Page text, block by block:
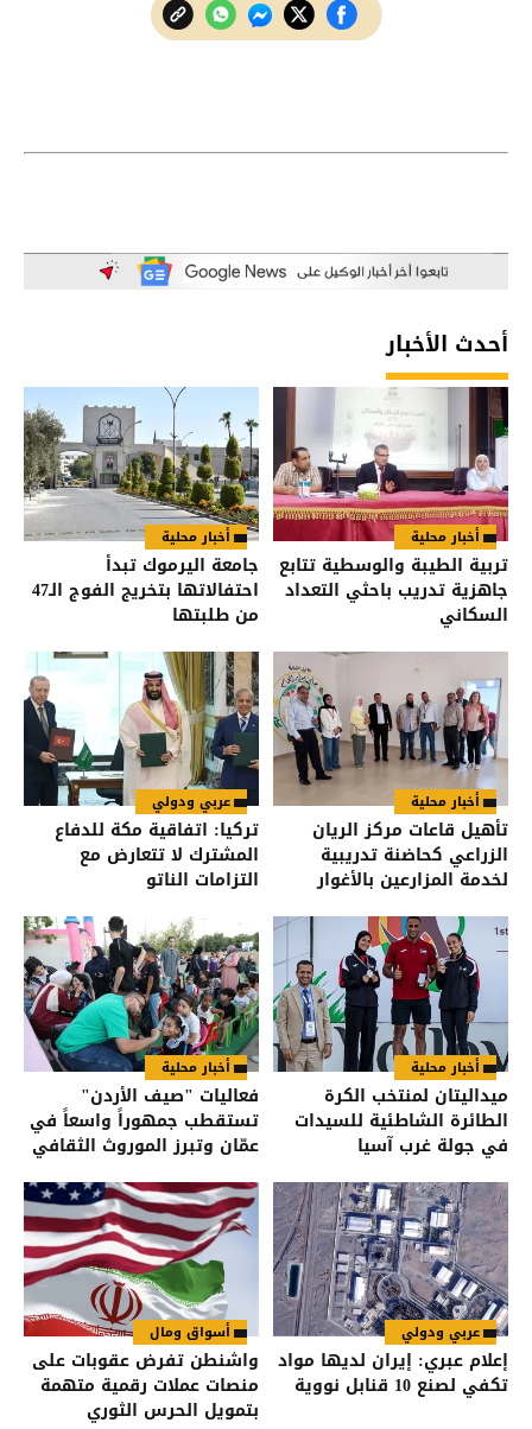
أحدث الأخبار
أخبار محلية
تربية الطيبة والوسطية تتابع
جاهزية تدريب باحثي التعداد
السكاني
أخبار محلية
جامعة اليرموك تبدأ
احتفالاتها بتخريج الفوج الـ47
من طلبتها
أخبار محلية
تأهيل قاعات مركز الريان
الزراعي كحاضنة تدريبية
لخدمة المزارعين بالأغوار
عربي ودولي
تركيا: اتفاقية مكة للدفاع
المشترك لا تتعارض مع
التزامات الناتو
أخبار محلية
ميداليتان لمنتخب الكرة
الطائرة الشاطئية للسيدات
في جولة غرب آسيا
أخبار محلية
فعاليات "صيف الأردن"
تستقطب جمهوراً واسعاً في
عمّان وتبرز الموروث الثقافي
عربي ودولي
إعلام عبري: إيران لديها مواد
تكفي لصنع 10 قنابل نووية
أسواق ومال
واشنطن تفرض عقوبات على
منصات عملات رقمية متهمة
بتمويل الحرس الثوري